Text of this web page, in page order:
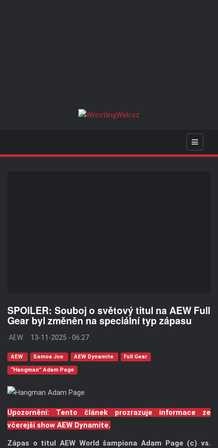
SPOILER: Souboj o světový titul na AEW Full
Gear byl změněn na speciální typ zápasu
AEW 13-11-2025 - 06:27
AEW Samoa Joe AEW Dynamite Full Gear
“Hangman” Adam Page
Upozornění: Tento článek prozrazuje informace ze
včerejší show AEW Dynamite.
Zápas o titul AEW World šampiona Adam Page (c) vs.